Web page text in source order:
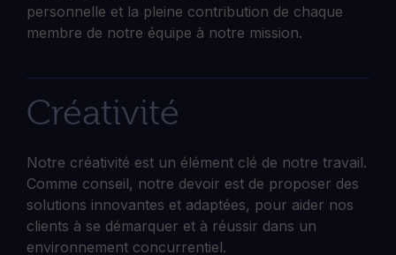
personnelle et la pleine contribution de chaque
membre de notre équipe à notre mission.
Créativité
Notre créativité est un élément clé de notre travail.
Comme conseil, notre devoir est de proposer des
solutions innovantes et adaptées, pour aider nos
clients à se démarquer et à réussir dans un
environnement concurrentiel.